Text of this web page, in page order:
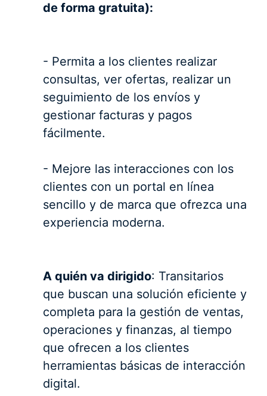
de forma gratuita):
- Permita a los clientes realizar
consultas, ver ofertas, realizar un
seguimiento de los envíos y
gestionar facturas y pagos
fácilmente.
- Mejore las interacciones con los
clientes con un portal en línea
sencillo y de marca que ofrezca una
experiencia moderna.
A quién va dirigido: Transitarios
que buscan una solución eficiente y
completa para la gestión de ventas,
operaciones y finanzas, al tiempo
que ofrecen a los clientes
herramientas básicas de interacción
digital.